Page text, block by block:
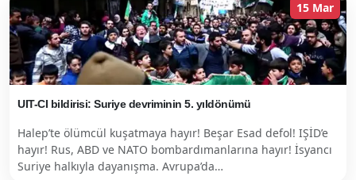
15 Mar
UIT-CI bildirisi: Suriye devriminin 5. yıldönümü
Halep’te ölümcül kuşatmaya hayır! Beşar Esad defol! IŞİD’e
hayır! Rus, ABD ve NATO bombardımanlarına hayır! İsyancı
Suriye halkıyla dayanışma. Avrupa’da…